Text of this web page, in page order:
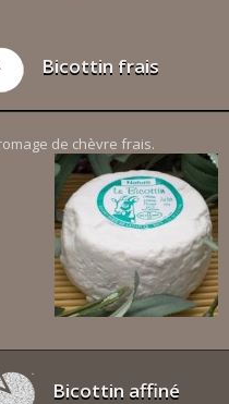
Bicottin frais
de chèvre frais.
Bicottin affiné